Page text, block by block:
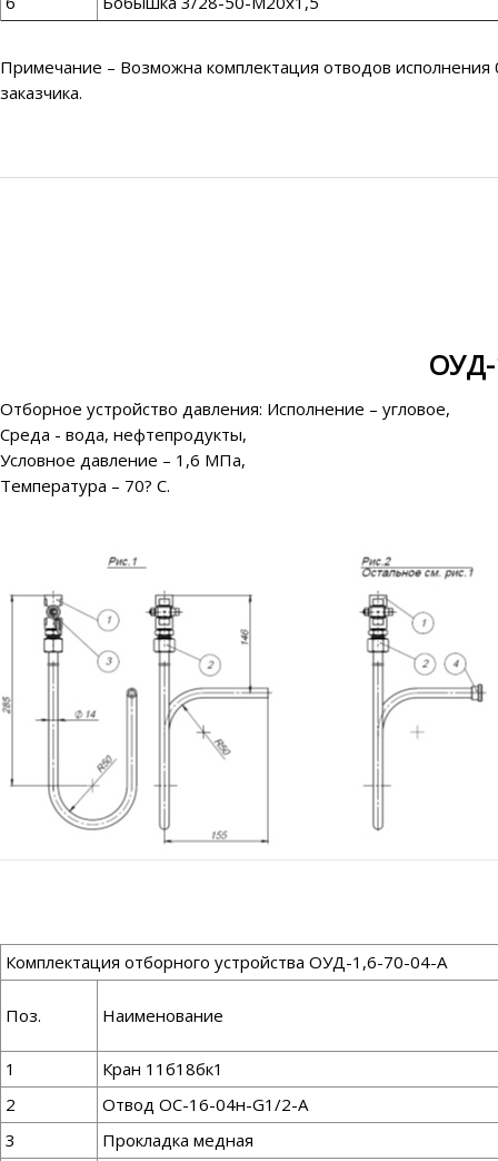
Примечание – Возможна комплектация отводов
заказчика.
ОУД-
Отборное устройство давления: Исполнение – угловое,
Среда - вода, нефтепродукты,
Условное давление – 1,6 МПа,
Температура – 70? С.
Комплектация отборного устройства ОУД-1,6-70-04-А
Поз. Наименование
1
Кран 11б18бк1
2
Отвод ОС-16-04н-G1/2-А
3
Прокладка медная